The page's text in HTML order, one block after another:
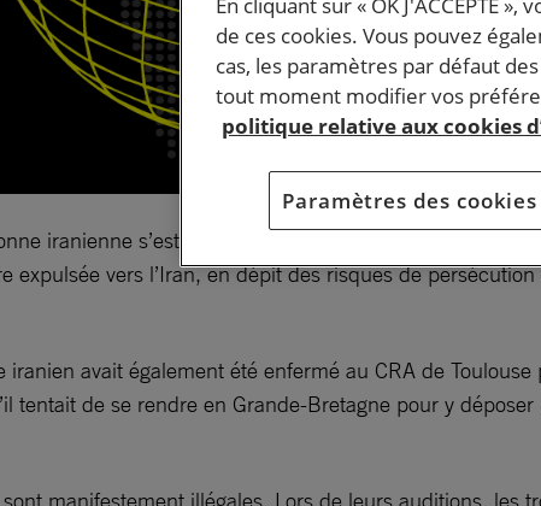
iranienne s’est vu notifier une obligation de quitter
expulsée vers l’Iran, en dépit des risques de
avait également été enfermé au CRA de
tentait de se rendre en Grande-Bretagne pour y
sont manifestement illégales. Lors de leurs auditions,
En cliquant sur « OK J'ACCEPTE
de ces cookies. Vous pouvez
cas, les paramètres par défaut
tout moment modifier vos
politique relative aux cookies
Paramètres des cookies